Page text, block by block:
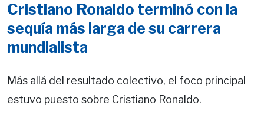
Cristiano Ronaldo terminó con la
sequía más larga de su carrera
mundialista
Más allá del resultado colectivo, el foco principal
estuvo puesto sobre Cristiano Ronaldo.